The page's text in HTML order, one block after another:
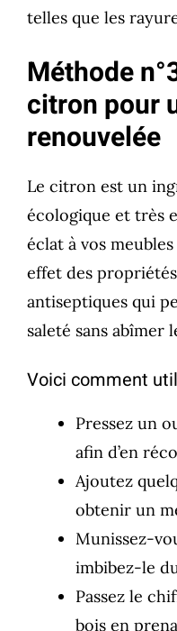
telles que les
Méthode
citron pour
renouvelée
Le citron est un
écologique et très
éclat à vos
effet des
antiseptiques qui
saleté sans abîmer
Voici comment
Pressez un
afin d’en
Ajoutez
obtenir un
Munissez-
imbibez-le
Passez le
bois en